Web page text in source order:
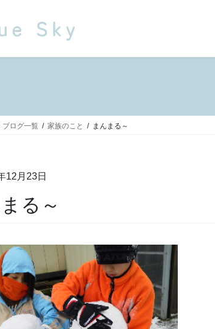
ブログ一覧 家族のこと まんまる～
12月23日
る～